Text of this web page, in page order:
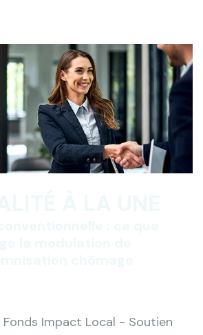
Fonds Impact Local - Soutien